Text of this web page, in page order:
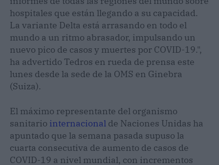
hospitales que están llegando a su capacidad.
La variante Delta está arrasando en todo el
mundo a un ritmo abrasador, impulsando un
nuevo pico de casos y muertes por COVID-19.",
ha advertido Tedros en rueda de prensa este
lunes desde la sede de la OMS en Ginebra
(Suiza).
El máximo representante del organismo
sanitario internacional de Naciones Unidas ha
apuntado que la semana pasada supuso la
cuarta consecutiva de aumento de casos de
COVID-19 a nivel mundial, con incrementos